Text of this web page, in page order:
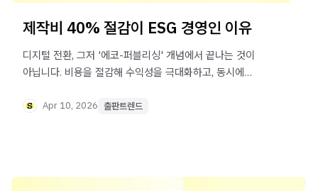
제작비 40% 절감이 ESG 경영인 이유
디지털 전환, 그저 '에코-퍼블리싱' 개념에서 끝나는 것이
아닙니다. 비용을 절감해 수익성을 극대화하고, 동시에
가능한 교육의 미래에 동참하고 싶다면 이 포스트를 읽어
Apr 10, 2026 출판트렌드